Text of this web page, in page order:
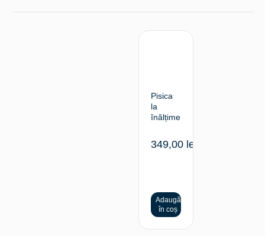
Pisica
la
înălțime
349,00 lei
Adaugă
în coș